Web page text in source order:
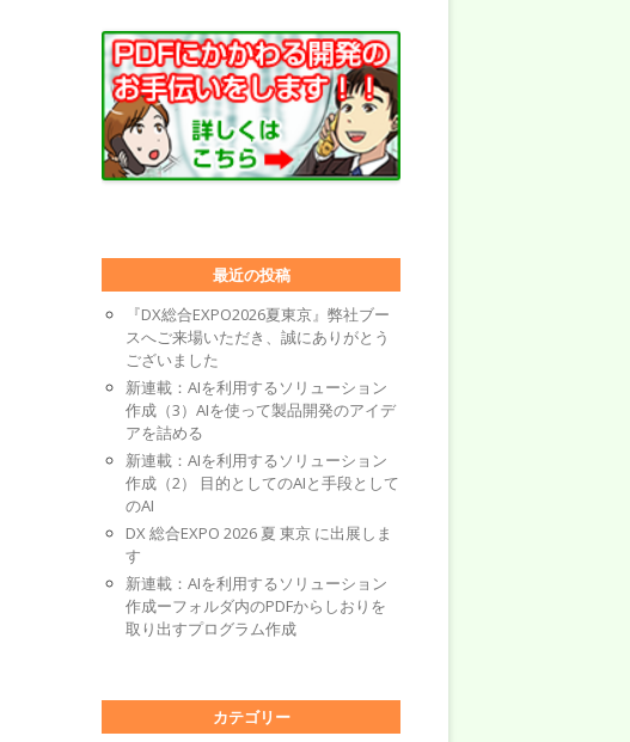
最近の投稿
『DX総合EXPO2026夏東京』弊社ブー
スへご来場いただき、誠にありがとう
ございました
新連載：AIを利用するソリューション
作成（3）AIを使って製品開発のアイデ
アを詰める
新連載：AIを利用するソリューション
作成（2） 目的としてのAIと手段として
のAI
DX 総合EXPO 2026 夏 東京 に出展しま
す
新連載：AIを利用するソリューション
作成ーフォルダ内のPDFからしおりを
取り出すプログラム作成
カテゴリー